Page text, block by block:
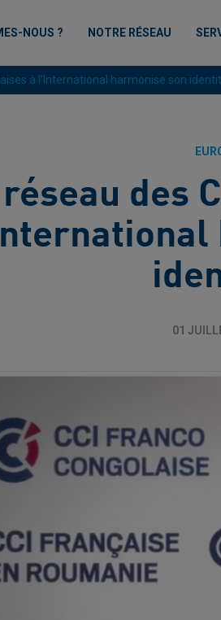
NOUS ? NOTRE RÉSEAU
à l'International harmonise son
des
01